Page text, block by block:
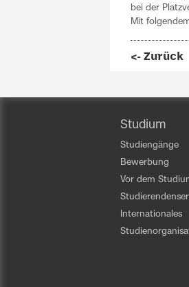
bei der
Mit
<- Zurück
Studium
Studiengänge
Bewerbung
Vor dem
Internationales